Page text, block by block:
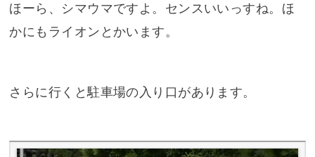
ほーら、シマウマですよ。センスいいっすね。ほ
かにもライオンとかいます。
さらに行くと駐車場の入り口があります。